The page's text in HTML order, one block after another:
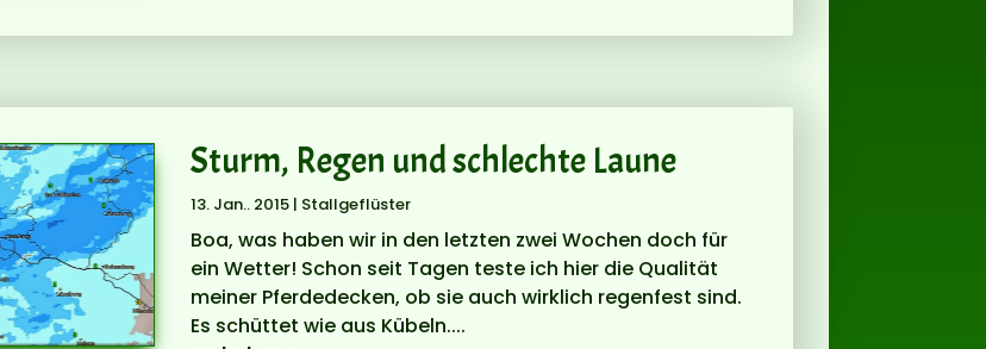
Sturm, Regen und schlechte Laune
13. Jan.. 2015| Stallgeflüster
Boa, was haben wir in den letzten zwei Wochen doch für
ein Wetter! Schon seit Tagen teste ich hier die Qualität
meiner Pferdedecken, ob sie auch wirklich regenfest sind.
Es schüttet wie aus Kübeln....